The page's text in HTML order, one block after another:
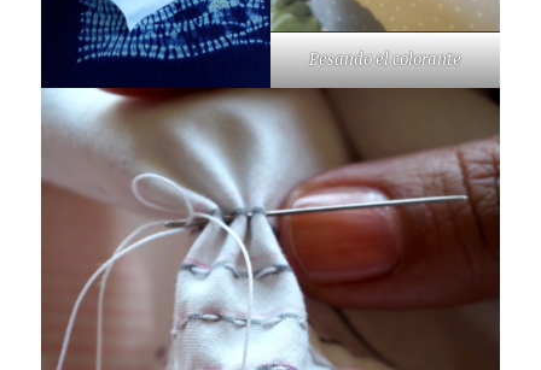
Pesando el colorante